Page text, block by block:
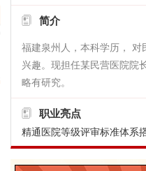
简介
福建泉州人，本科学历，
兴趣。现担任某民营医院院
略有研究。
职业亮点
精通医院等级评审标准体系